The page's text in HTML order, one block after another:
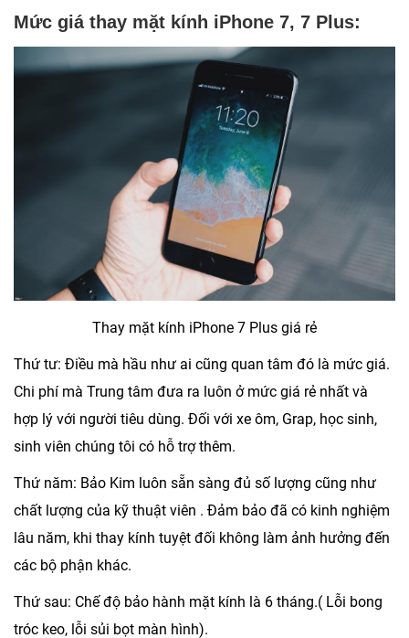
Mức giá thay mặt kính iPhone 7, 7 Plus:
Thay mặt kính iPhone 7 Plus giá rẻ
Thứ tư: Điều mà hầu như ai cũng quan tâm đó là mức giá.
Chi phí mà Trung tâm đưa ra luôn ở mức giá rẻ nhất và
hợp lý với người tiêu dùng. Đối với xe ôm, Grap, học sinh,
sinh viên chúng tôi có hỗ trợ thêm.
Thứ năm: Bảo Kim luôn sẵn sàng đủ số lượng cũng như
chất lượng của kỹ thuật viên . Đảm bảo đã có kinh nghiệm
lâu năm, khi thay kính tuyệt đối không làm ảnh hưởng đến
các bộ phận khác.
Thứ sau: Chế độ bảo hành mặt kính là 6 tháng.( Lỗi bong
tróc keo, lỗi sủi bọt màn hình).